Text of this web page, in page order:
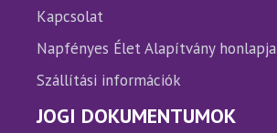
Kapcsolat
Napfényes Élet Alapítvány honlapja
Szállítási információk
JOGI DOKUMENTUMOK